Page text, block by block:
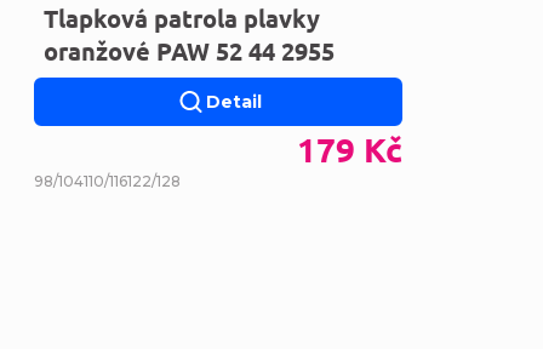
Tlapková patrola plavky
oranžové PAW 52 44 2955
179 Kč
Detail
98/104110/116122/128